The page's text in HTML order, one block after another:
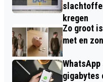
kregen
Zo groot
met en
gigabytes